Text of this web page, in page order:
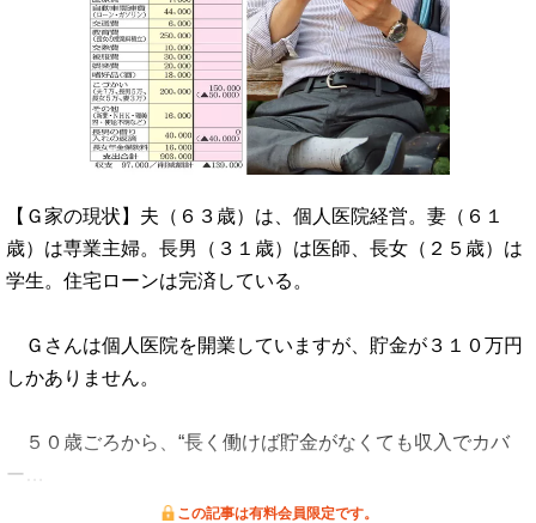
【Ｇ家の現状】夫（６３歳）は、個人医院経営。妻（６１
歳）は専業主婦。長男（３１歳）は医師、長女（２５歳）は
学生。住宅ローンは完済している。
Ｇさんは個人医院を開業していますが、貯金が３１０万円
しかありません。
５０歳ごろから、“長く働けば貯金がなくても収入でカバ
ー…
この記事は有料会員限定です。